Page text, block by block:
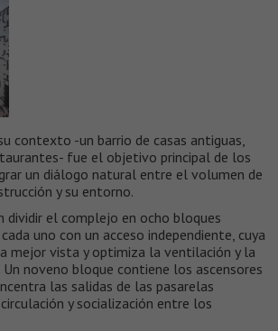
contexto -un barrio de casas antiguas,
fue el objetivo principal de los
un diálogo natural entre el volumen de
y su entorno.
dividir el complejo en ocho bloques
uno con un acceso independiente, cuya
mejor vista y optimiza la ventilación y la
noveno bloque contiene los ascensores
las salidas de las pasarelas
y socialización entre los